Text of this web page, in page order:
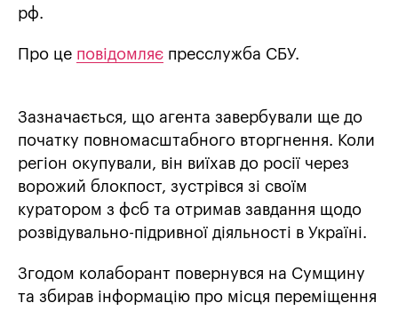
рф.
Про це повідомляє пресслужба СБУ.
Зазначається, що агента завербували ще до
початку повномасштабного вторгнення. Коли
регіон окупували, він виїхав до росії через
ворожий блокпост, зустрівся зі своїм
куратором з фсб та отримав завдання щодо
розвідувально-підривної діяльності в Україні.
Згодом колаборант повернувся на Сумщину
та збирав інформацію про місця переміщення